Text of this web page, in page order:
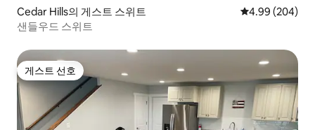
Cedar Hills의 게스트 스위트 평점 4.99점(5
4.99 (204)
샌들우드 스위트
게스트 선호
게스트 선호